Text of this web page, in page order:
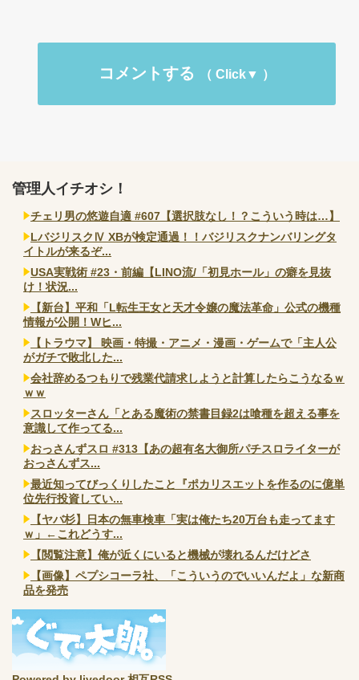
コメントする
管理人イチオシ！
チェリ男の悠遊自適 #607【選択肢なし！？こういう時は…】
LバジリスクⅣ XBが検定通過！！バジリスクナンバリングタ
イトルが来るぞ...
USA実戦術 #23・前編【LINO流/「初見ホール」の癖を見抜
け！状況...
【新台】平和「L転生王女と天才令嬢の魔法革命」公式の機種
情報が公開！Wヒ...
【トラウマ】 映画・特撮・アニメ・漫画・ゲームで「主人公
がガチで敗北した...
会社辞めるつもりで残業代請求しようと計算したらこうなるｗ
ｗｗ
スロッターさん「とある魔術の禁書目録2は喰種を超える事を
意識して作ってる...
おっさんずスロ #313【あの超有名大御所パチスロライターが
おっさんずス...
最近知ってびっくりしたこと『ポカリスエットを作るのに億単
位先行投資してい...
【ヤバ杉】日本の無車検車「実は俺たち20万台も走ってます
ｗ」←これどうす...
【閲覧注意】俺が近くにいると機械が壊れるんだけどさ
【画像】ペプシコーラ社、「こういうのでいいんだよ」な新商
品を発売